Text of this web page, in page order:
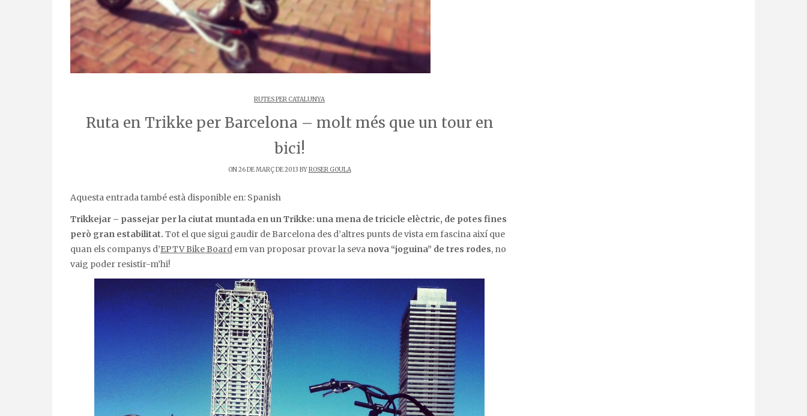
RUTES PER CATALUNYA
Ruta en Trikke per Barcelona – molt més que un tour en
bici!
ON 26 DE MARÇ DE 2013 BYROSER GOULA
Aquesta entrada també està disponible en: Spanish
Trikkejar – passejar per la ciutat muntada en un Trikke: una mena de tricicle elèctric, de potes fines
però gran estabilitat. Tot el que sigui gaudir de Barcelona des d’altres punts de vista em fascina així que
quan els companys d’EPTV Bike Board em van proposar provar la seva nova “joguina” de tres rodes, no
vaig poder resistir-m’hi!